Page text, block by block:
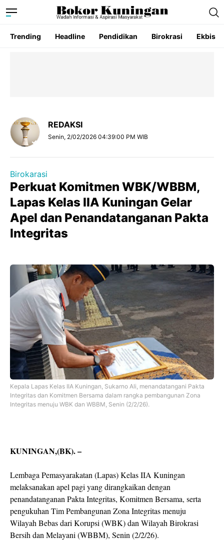
Trending Headline Pendidikan Birokrasi Ekbis
REDAKSI
Senin, 2/02/2026 04:39:00 PM WIB
Birokarasi
Perkuat Komitmen WBK/WBBM,
Lapas Kelas IIA Kuningan Gelar
Apel dan Penandatanganan Pakta
Integritas
Kepala Lapas Kelas IIA Kuningan, Sukarno Ali, menandatangani Pakta
Integritas dan Komitmen Bersama dalam rangka pembangunan Zona
Integritas menuju WBK dan WBBM, Senin (2/2/26).
KUNINGAN,(BK). –
Lembaga Pemasyarakatan (Lapas) Kelas IIA Kuningan
melaksanakan apel pagi yang dirangkaikan dengan
penandatanganan Pakta Integritas, Komitmen Bersama, serta
pengukuhan Tim Pembangunan Zona Integritas menuju
Wilayah Bebas dari Korupsi (WBK) dan Wilayah Birokrasi
Bersih dan Melayani (WBBM), Senin (2/2/26).